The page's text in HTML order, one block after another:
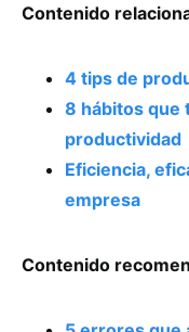
Contenido
4 tips de
8 hábitos que
productividad
Eficiencia,
empresa
Contenido